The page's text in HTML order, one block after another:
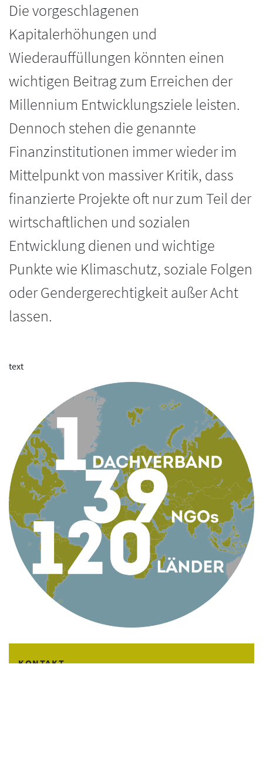
Die vorgeschlagenen
Kapitalerhöhungen und
Wiederauffüllungen könnten einen
wichtigen Beitrag zum Erreichen der
Millennium Entwicklungsziele leisten.
Dennoch stehen die genannte
Finanzinstitutionen immer wieder im
Mittelpunkt von massiver Kritik, dass
finanzierte Projekte oft nur zum Teil der
wirtschaftlichen und sozialen
Entwicklung dienen und wichtige
Punkte wie Klimaschutz, soziale Folgen
oder Gendergerechtigkeit außer Acht
lassen.
text
KONTAKT